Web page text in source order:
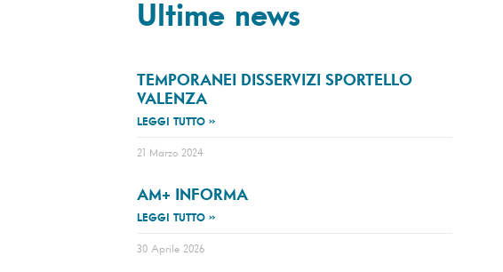
Ultime news
TEMPORANEI DISSERVIZI SPORTELLO
VALENZA
LEGGI TUTTO »
21 Marzo 2024
AM+ INFORMA
LEGGI TUTTO »
30 Aprile 2026